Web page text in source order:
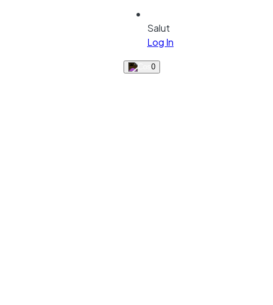
Salut
Log In
0